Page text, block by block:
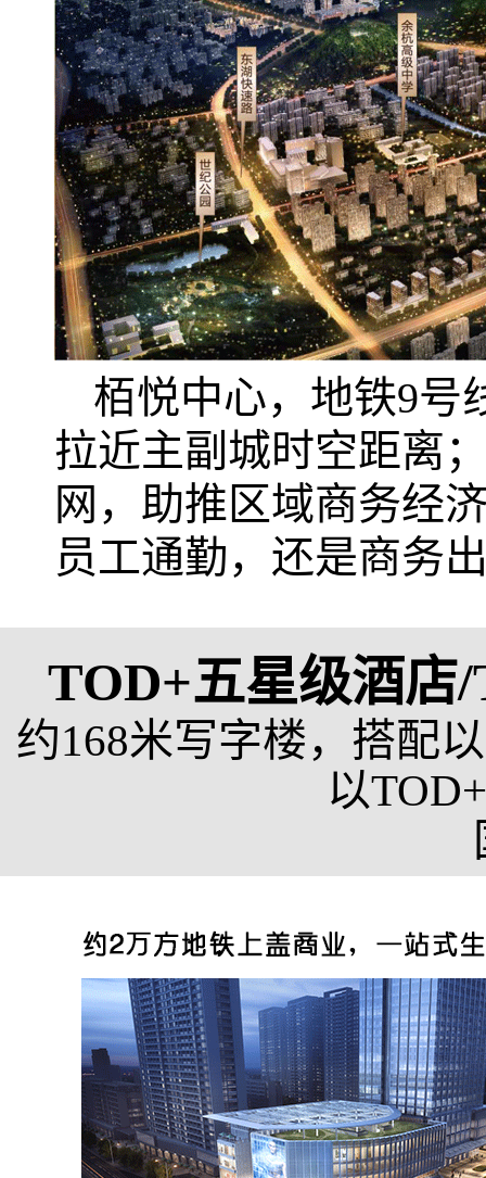
栢悦中心，地铁9号
拉近主副城时空距离
网，助推区域商务经
员工通勤，还是商务
TOD+五星级酒店
约168米写字楼，搭配
以